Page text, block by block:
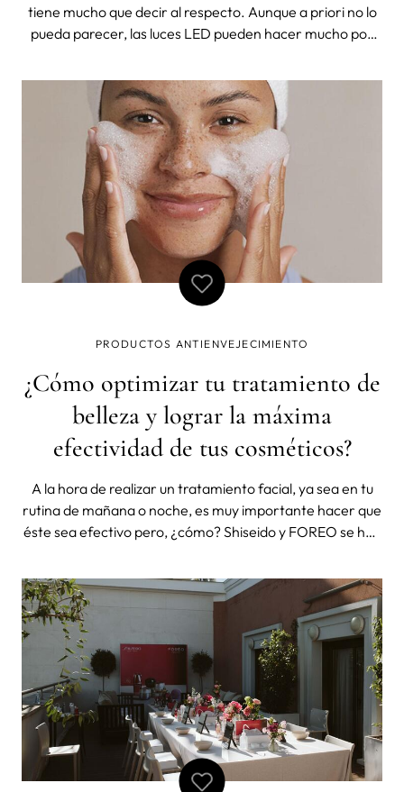
tiene mucho que decir al respecto. Aunque a priori no lo
pueda parecer, las luces LED pueden hacer mucho por
casualidad hace ya dos décadas y que hoy en día, tras 20
años de investigación
PRODUCTOS ANTIENVEJECIMIENTO
¿Cómo optimizar tu tratamiento de
belleza y lograr la máxima
efectividad de tus cosméticos?
A la hora de realizar un tratamiento facial, ya sea en tu
rutina de mañana o noche, es muy importante hacer que
éste sea efectivo pero, ¿cómo? Shiseido y FOREO se han
sus innovadores productos. Con el uso combinado de la
tecnología de FO